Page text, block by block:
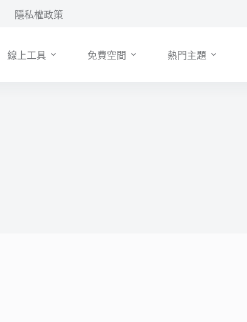
隱私權政策
線上工具 免費空間 熱門主題